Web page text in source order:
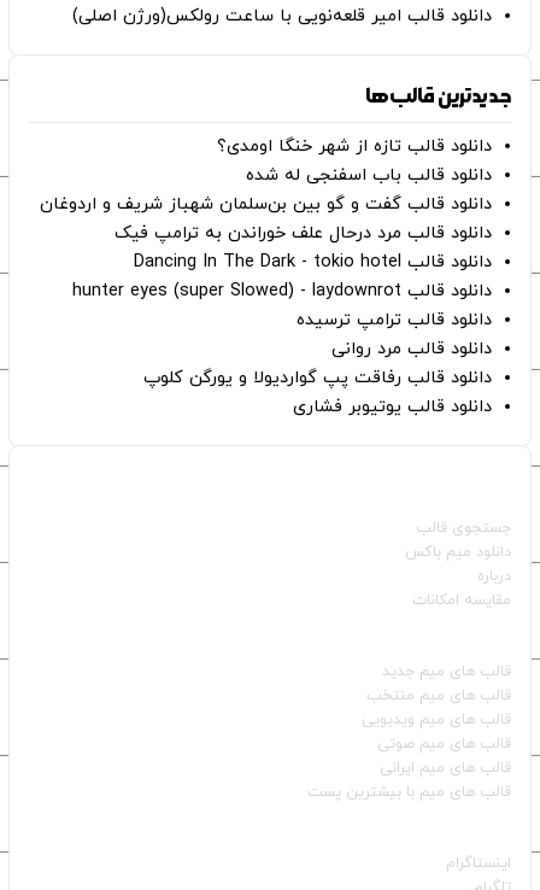
دانلود قالب امیر قلعه‌نویی با ساعت رولکس(ورژن اصلی)
جدیدترین قالب‌ها
دانلود قالب تازه از شهر خنگا اومدی؟
دانلود قالب باب اسفنجی له شده
دانلود قالب گفت و گو بین بن‌سلمان شهباز شریف و اردوغان
دانلود قالب مرد درحال علف خوراندن به ترامپ فیک
دانلود قالب Dancing In The Dark - tokio hotel
دانلود قالب hunter eyes (super Slowed) - laydownrot
دانلود قالب ترامپ ترسیده
دانلود قالب مرد روانی
دانلود قالب رفاقت پپ گواردیولا و یورگن کلوپ
دانلود قالب یوتیوبر فشاری
جستجوی قالب
دانلود میم باکس
درباره
مقایسه امکانات
قالب‌ های میم جدید
قالب‌ های میم منتخب
قالب‌ های میم ویدیویی
قالب‌ های میم صوتی
قالب‌ های میم ایرانی
قالب‌ های میم با بیشترین پست
اینستاگرام